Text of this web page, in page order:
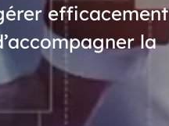
efficacement
la